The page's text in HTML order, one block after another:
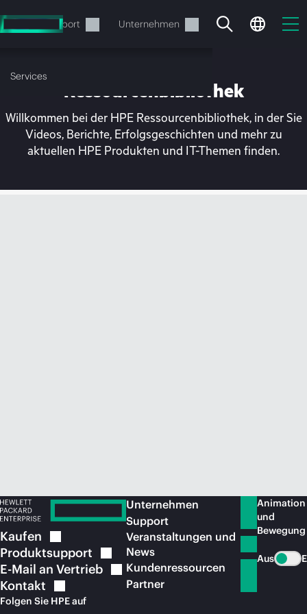
Hauptinhalt
wechseln
Support Unternehmen
Services
Ihr Warenkorb ist aktuell
Ressourcenbibliothek
Willkommen bei der HPE Ressourcenbibliothek, in der Sie
Videos, Berichte, Erfolgsgeschichten und mehr zu
aktuellen HPE Produkten und IT-Themen finden.
Kaufen
Produktsupport
E-Mail an Vertrieb
Kontakt
Folgen Sie HPE auf
Unternehmen
Support
Veranstaltungen und
News
Kundenressourcen
Partner
Animation
und
Bewegung
Aus